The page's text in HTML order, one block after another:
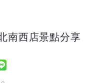
南西店景點分享